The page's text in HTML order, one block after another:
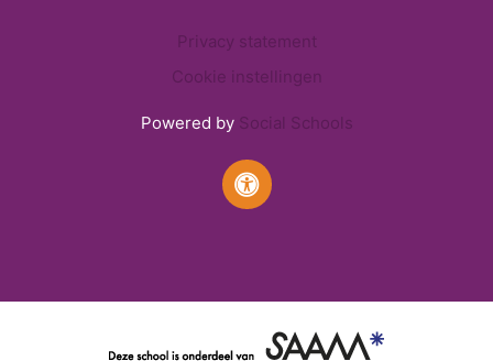
Privacy statement
Cookie instellingen
Powered by Social Schools